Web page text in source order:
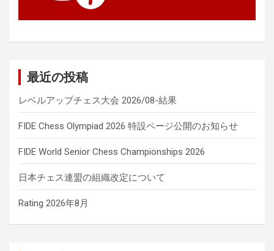
最近の投稿
レベルアップチェス大会 2026/08-結果
FIDE Chess Olympiad 2026 特設ページ公開のお知らせ
FIDE World Senior Chess Championships 2026
日本チェス連盟の組織改定について
Rating 2026年8月